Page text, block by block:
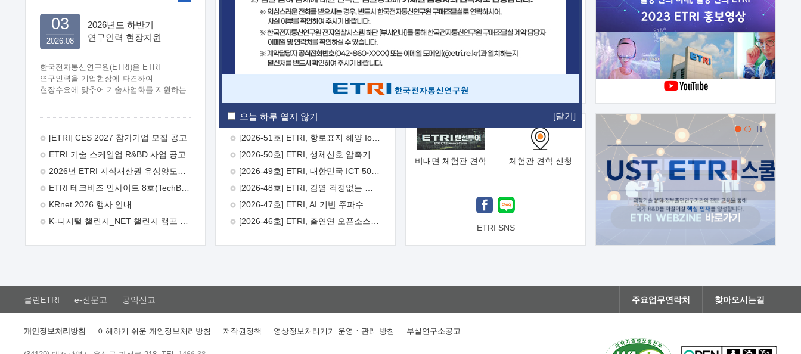
오늘 하루 열지 않기 [닫기]
2026년도 하반기
연구인력 현장지원
한국전자통신연구원(ETRI)은 ETRI
연구인력을 기업현장에 파견하여
현장수요에 맞추어 기술사업화를 지원하는
주시기 바랍니다. 2026년 8월
추진목적: ETRI 인력을 기업현장에 파견.
기술지원을 실시함으로써 ETRI 개발기술의
극대화하고, 지원기업을 강견기업으로
육성하고자 함.  신청자격: ETRI
ETRI 창업/연구소기업, 기술이전/출자기업
(2 ~ 3년차) 연봉의 40%  추진일정(1)
희망기업 신청/접수(2)희망인력-희망기업
매칭(3)현장조사/ 선정(심의)(4)협약체결
26일 9월초순 9월 중순 10월 이후*
2026.08
03
[ETRI] CES 2027 참가기업 모집 공고
ETRI 기술 스케일업 R&BD 사업 공고
ETRI 테크비즈 인사이트 8호(TechBiz Insight Vol.8) 발간
KRnet 2026 행사 안내
[2026-52호] ETRI, ITU-T 자율주행차 국제표준화 주도한다
기술예고 중소기업 지원
보유특허 이전가능 기술
융합기술연구생산센터 반도체실험실
비대면 체험관 견학 체험관 견학 신청
ETRI SNS
클린ETRI e-신문고 공익신고 주요업무연락처 찾아오시는길
개인정보처리방침 이해하기 쉬운 개인정보처리방침 저작권정책 영상정보처리기기 운영ㆍ관리 방침 부설연구소공고